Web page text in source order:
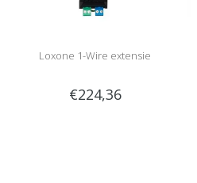
Loxone 1-Wire extensie
€224,36